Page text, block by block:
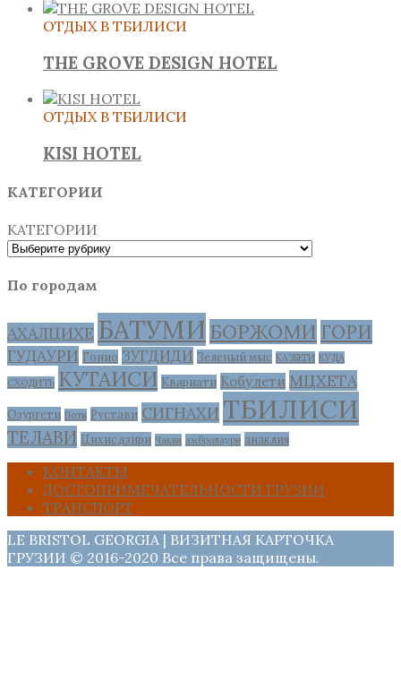
ОТДЫХ В ТБИЛИСИ
THE GROVE DESIGN HOTEL
ОТДЫХ В ТБИЛИСИ
KISI HOTEL
КАТЕГОРИИ
КАТЕГОРИИ
По городам
АХАЛЦИХЕ БАТУМИ БОРЖОМИ ГОРИ
ГУДАУРИ Гонио ЗУГДИДИ Зеленый мыс КАЗБЕГИ КУДА
СХОДИТЬ КУТАИСИ Квариати Кобулети МЦХЕТА
Озургети Поти Рустави СИГНАХИ ТБИЛИСИ
ТЕЛАВИ Цихисдзири Чакви амбролаури анаклия
КОНТАКТЫ
ДОСТОПРИМЕЧАТЕЛЬНОСТИ ГРУЗИИ
ТРАНСПОРТ
LE BRISTOL GEORGIA | ВИЗИТНАЯ КАРТОЧКА
ГРУЗИИ © 2016-2020 Все права защищены.